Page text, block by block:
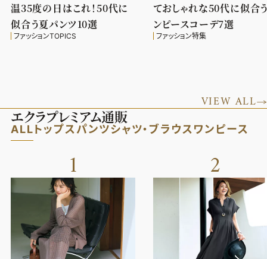
温35度の日はこれ！50代に
似合う夏パンツ10選
ファッションTOPICS
ておしゃれな50代に似合
ンピースコーデ7選
ファッション特集
VIEW ALL
エクラプレミアム通販
ALLトップス パンツシャツ・ブラウス ワンピース
1 2